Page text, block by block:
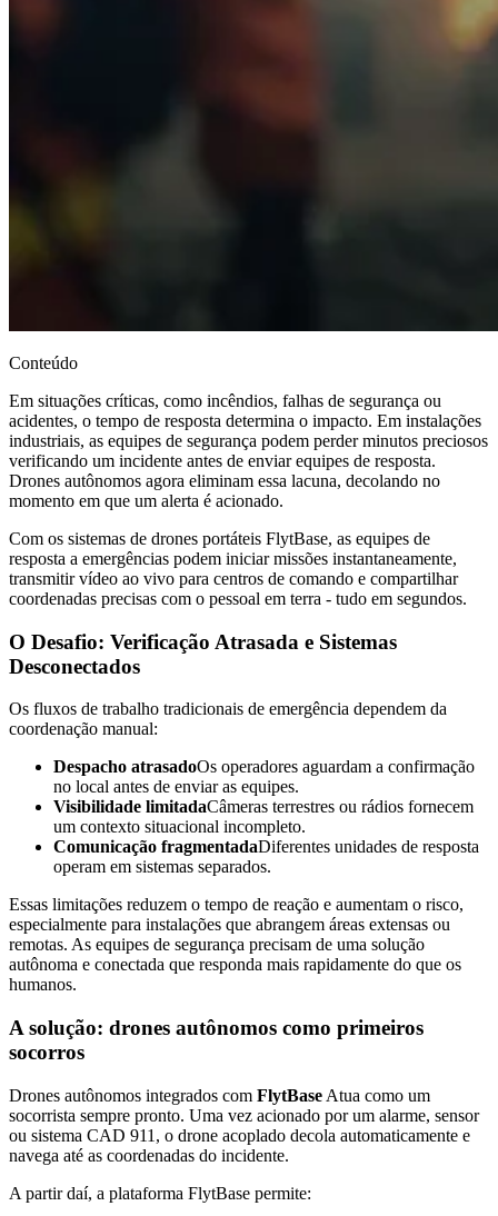
Conteúdo
Em situações críticas, como incêndios, falhas de segurança ou
acidentes, o tempo de resposta determina o impacto. Em instalações
industriais, as equipes de segurança podem perder minutos preciosos
verificando um incidente antes de enviar equipes de resposta.
Drones autônomos agora eliminam essa lacuna, decolando no
momento em que um alerta é acionado.
Com os sistemas de drones portáteis FlytBase, as equipes de
resposta a emergências podem iniciar missões instantaneamente,
transmitir vídeo ao vivo para centros de comando e compartilhar
coordenadas precisas com o pessoal em terra - tudo em segundos.
O Desafio: Verificação Atrasada e Sistemas
Desconectados
Os fluxos de trabalho tradicionais de emergência dependem da
coordenação manual:
Despacho atrasadoOs operadores aguardam a confirmação
no local antes de enviar as equipes.
Visibilidade limitadaCâmeras terrestres ou rádios fornecem
um contexto situacional incompleto.
Comunicação fragmentadaDiferentes unidades de resposta
operam em sistemas separados.
Essas limitações reduzem o tempo de reação e aumentam o risco,
especialmente para instalações que abrangem áreas extensas ou
remotas. As equipes de segurança precisam de uma solução
autônoma e conectada que responda mais rapidamente do que os
humanos.
A solução: drones autônomos como primeiros
socorros
Drones autônomos integrados com FlytBase Atua como um
socorrista sempre pronto. Uma vez acionado por um alarme, sensor
ou sistema CAD 911, o drone acoplado decola automaticamente e
navega até as coordenadas do incidente.
A partir daí, a plataforma FlytBase permite: